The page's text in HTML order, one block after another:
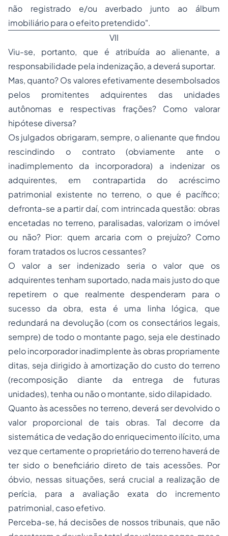
não registrado e/ou averbado junto ao álbum
imobiliário para o efeito pretendido".
VII
Viu-se, portanto, que é atribuída ao alienante, a
responsabilidade pela indenização, a deverá suportar.
Mas, quanto? Os valores efetivamente desembolsados
pelos promitentes adquirentes das unidades
autônomas e respectivas frações? Como valorar
hipótese diversa?
Os julgados obrigaram, sempre, o alienante que findou
rescindindo o contrato (obviamente ante o
inadimplemento da incorporadora) a indenizar os
adquirentes, em contrapartida do acréscimo
patrimonial existente no terreno, o que é pacífico;
defronta-se a partir daí, com intrincada questão: obras
encetadas no terreno, paralisadas, valorizam o imóvel
ou não? Pior: quem arcaria com o prejuízo? Como
foram tratados os lucros cessantes?
O valor a ser indenizado seria o valor que os
adquirentes tenham suportado, nada mais justo do que
repetirem o que realmente despenderam para o
sucesso da obra, esta é uma linha lógica, que
redundará na devolução (com os consectários legais,
sempre) de todo o montante pago, seja ele destinado
pelo incorporador inadimplente às obras propriamente
ditas, seja dirigido à amortização do custo do terreno
(recomposição diante da entrega de futuras
unidades), tenha ou não o montante, sido dilapidado.
Quanto às acessões no terreno, deverá ser devolvido o
valor proporcional de tais obras. Tal decorre da
sistemática de vedação do enriquecimento ilícito, uma
vez que certamente o proprietário do terreno haverá de
ter sido o beneficiário direto de tais acessões. Por
óbvio, nessas situações, será crucial a realização de
perícia, para a avaliação exata do incremento
patrimonial, caso efetivo.
Perceba-se, há decisões de nossos tribunais, que não